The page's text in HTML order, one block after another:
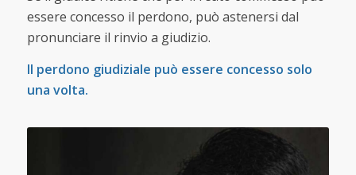
essere concesso il perdono, può astenersi dal
pronunciare il rinvio a giudizio.
Il perdono giudiziale può essere concesso solo
una volta.